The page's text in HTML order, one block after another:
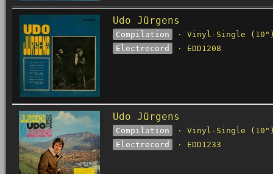
Udo Jürgens
Compilation
· Vinyl-Single
Electrecord
· EDD1208
Udo Jürgens
Compilation
· Vinyl-Single
Electrecord
· EDD1233